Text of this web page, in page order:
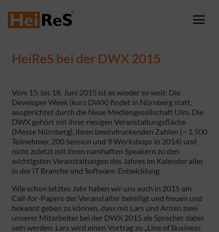
HeiReS bei der DWX 2015
Vom 15. bis 18. Juni 2015 ist es wieder so weit: Die
Developer Week (kurz DWX) findet in Nürnberg statt,
ausgerichtet durch die Neue Mediengesellschaft Ulm. Die
DWX gehört mit ihrer riesigen Veranstaltungsfläche
(Messe Nürnberg), ihren beeindruckenden Zahlen (~ 1.500
Teilnehmer, 200 Session und 9 Workshops in 2014) und
nicht zuletzt mit ihren namhaften Speakern zu den
wichtigsten Veranstaltungen des Jahres im Kalender aller
in der IT Branche und Software-Entwicklung.
Wie schon letztes Jahr haben wir uns auch in 2015 am
Call-for-Papers der Veranstalter beteiligt und freuen und
bekannt geben zu können, dass mit Lars und Armin zwei
unserer Mitarbeiter bei der DWX 2015 als Sprecher dabei
sein werden. Lars wird einen Vortrag zu „Line of Business